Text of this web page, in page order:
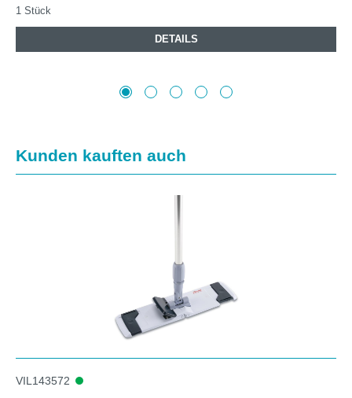
1 Stück
DETAILS
Produktgalerie überspringen
Kunden kauften auch
VIL143572